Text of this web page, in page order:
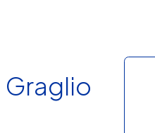
Graglio